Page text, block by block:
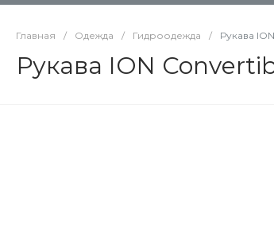
Главная / Одежда / Гидроодежда / Рукава
Рукава ION